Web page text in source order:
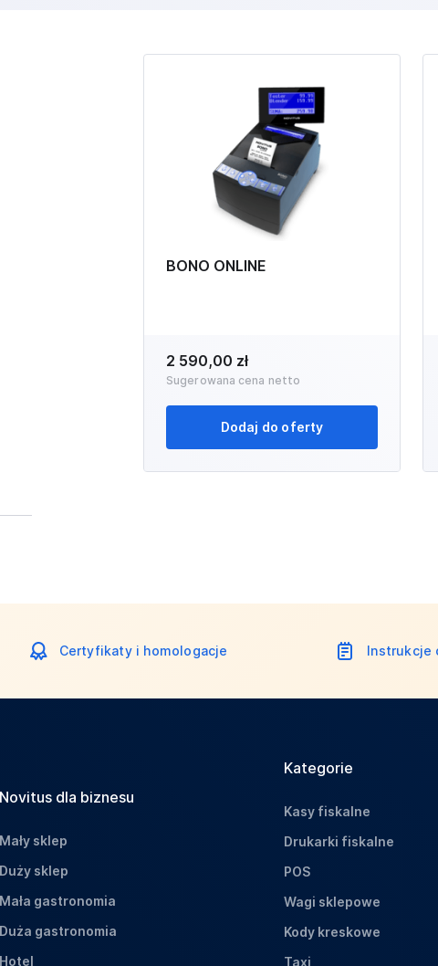
BONO ONLINE
2 590,00 zł
Sugerowana cena netto
Dodaj do oferty
Certyfikaty i homologacje Instrukcje
Novitus dla biznesu
Mały sklep
Duży sklep
Mała gastronomia
Duża gastronomia
Hotel
Kategorie
Kasy fiskalne
Drukarki fiskalne
POS
Wagi sklepowe
Kody kreskowe
Taxi